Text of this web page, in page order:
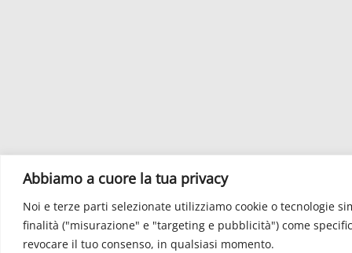
Abbiamo a cuore la tua privacy
Noi e terze parti selezionate utilizziamo cookie o tecnologie
finalità ("misurazione" e "targeting e pubblicità") come
revocare il tuo consenso, in qualsiasi momento.